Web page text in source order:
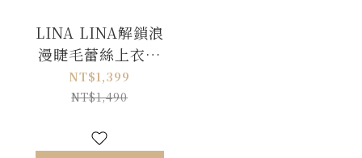
LINA LINA解鎖浪
漫睫毛蕾絲上衣短
裙兩件組-奶油杏
NT$1,399
NT$1,490